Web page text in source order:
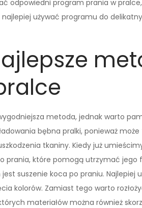
odpowiedni program prania w
używać programu do
metoda, jednak warto
bębna pralki, ponieważ
tkaniny. Kiedy już
prania, które pomogą utrzymać jego
suszenie koca po praniu. Najlepiej
kolorów. Zamiast tego warto
materiałów można również